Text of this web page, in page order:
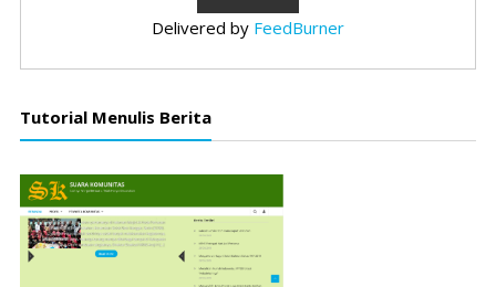
Delivered by FeedBurner
Tutorial Menulis Berita